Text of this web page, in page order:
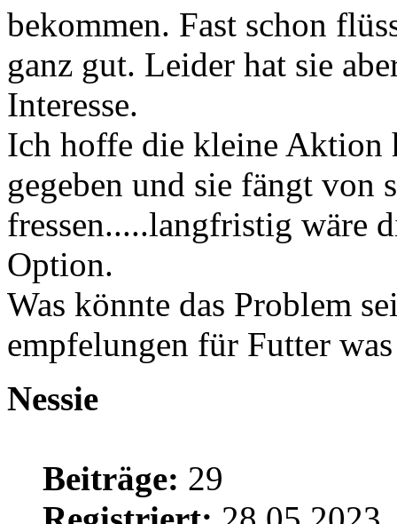
bekommen. Fast schon
ganz gut. Leider hat sie
Interesse.
Ich hoffe die kleine Aktion
gegeben und sie fängt von
fressen.....langfristig wäre
Option.
Was könnte das Problem
empfelungen für Futter
Nessie
Beiträge: 29